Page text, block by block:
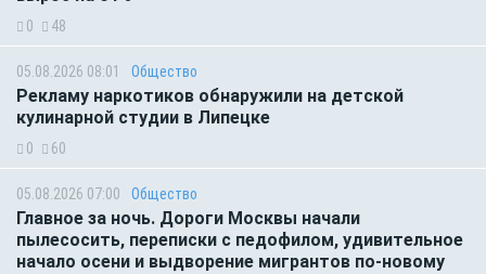
0 48
05.08.2026 08:01 Общество
Рекламу наркотиков обнаружили на детской
кулинарной студии в Липецке
0 60
05.08.2026 07:00 Общество
Главное за ночь. Дороги Москвы начали
пылесосить, переписки с педофилом, удивительное
начало осени и выдворение мигрантов по-новому